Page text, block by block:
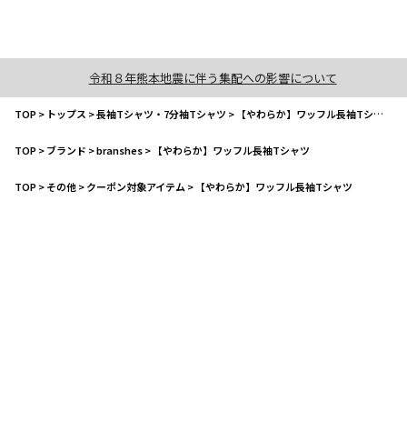
令和８年熊本地震に伴う集配への影響について
TOP> トップス >長袖Tシャツ・7分袖Tシャツ > 【やわらか】ワッフル長袖Tシャツ
TOP>ブランド >branshes> 【やわらか】ワッフル長袖Tシャツ
TOP>その他>クーポン対象アイテム > 【やわらか】ワッフル長袖Tシャツ